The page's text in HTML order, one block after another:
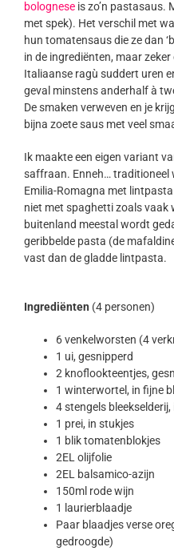
bolognese is zo’n pastasaus.
met spek). Het verschil met
hun tomatensaus die ze dan
in de ingrediënten, maar
Italiaanse ragù suddert uren
geval minstens anderhalf à
De smaken verweven en je
bijna zoete saus met veel
Ik maakte een eigen variant
saffraan. Enneh… traditioneel
Emilia-Romagna met
niet met spaghetti zoals vaak
buitenland meestal wordt
geribbelde pasta (de
vast dan de gladde lintpasta.
Ingrediënten (4 personen)
6 venkelworsten (4
1 ui, gesnipperd
2 knoflookteentjes,
1 winterwortel, in fijne
4 stengels
1 prei, in stukjes
1 blik tomatenblokjes
2EL olijfolie
2EL balsamico-azijn
150ml rode wijn
1 laurierblaadje
Paar blaadjes verse
gedroogde)